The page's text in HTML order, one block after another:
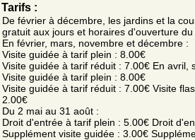
Tarifs :
De février à décembre, les jardins et la
gratuit aux jours et horaires d'ouverture du
En février, mars, novembre et décembre :
Visite guidée à tarif plein : 8.00€
Visite guidée à tarif réduit : 7.00€ En avril,
Visite guidée à tarif plein : 8.00€
Visite guidée à tarif réduit : 7.00€ Visite
2.00€
Du 2 mai au 31 août :
Droit d'entrée à tarif plein : 5.00€ Droit
Supplément visite guidée : 3.00€